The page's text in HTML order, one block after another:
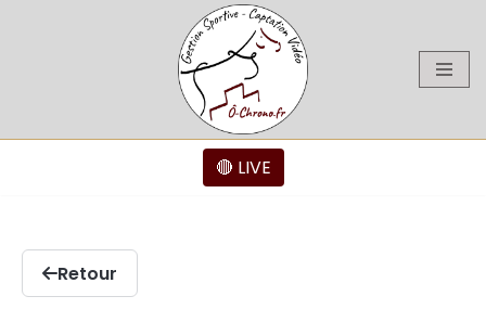
🔴 LIVE
Retour